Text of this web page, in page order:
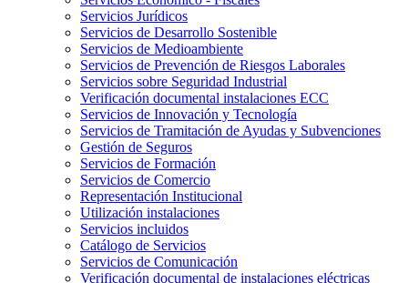
Servicios Jurídicos
Servicios de Desarrollo Sostenible
Servicios de Medioambiente
Servicios de Prevención de Riesgos Laborales
Servicios sobre Seguridad Industrial
Verificación documental instalaciones ECC
Servicios de Innovación y Tecnología
Servicios de Tramitación de Ayudas y Subvenciones
Gestión de Seguros
Servicios de Formación
Servicios de Comercio
Representación Institucional
Utilización instalaciones
Servicios incluidos
Catálogo de Servicios
Servicios de Comunicación
Verificación documental de instalaciones eléctricas